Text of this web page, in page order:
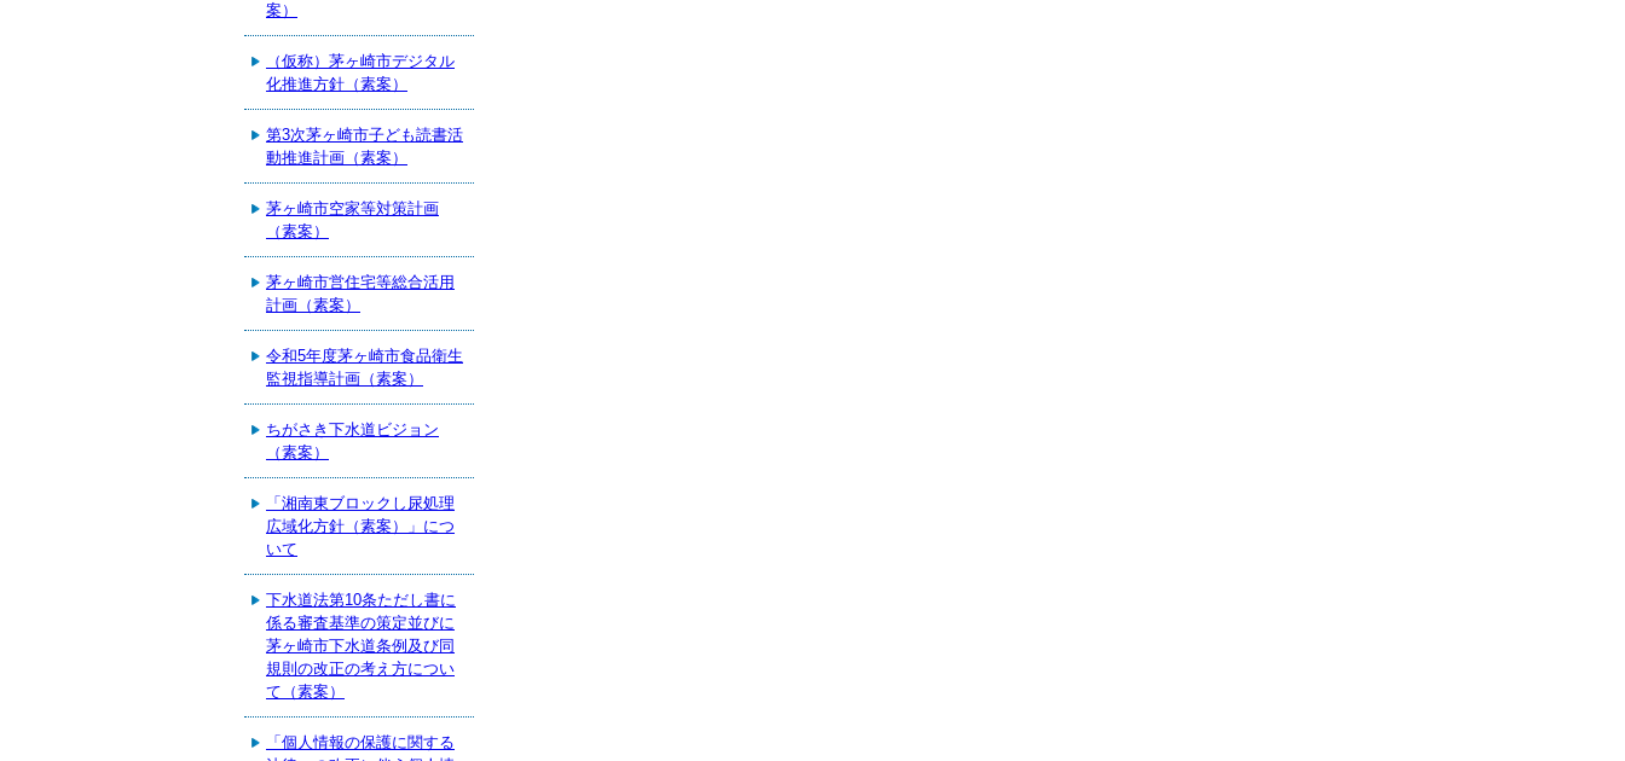
案）
（仮称）茅ヶ崎市デジタル
化推進方針（素案）
第3次茅ヶ崎市子ども読書活
動推進計画（素案）
茅ヶ崎市空家等対策計画
（素案）
茅ヶ崎市営住宅等総合活用
計画（素案）
令和5年度茅ヶ崎市食品衛生
監視指導計画（素案）
ちがさき下水道ビジョン
（素案）
「湘南東ブロックし尿処理
広域化方針（素案）」につ
いて
下水道法第10条ただし書に
係る審査基準の策定並びに
茅ヶ崎市下水道条例及び同
規則の改正の考え方につい
て（素案）
「個人情報の保護に関する